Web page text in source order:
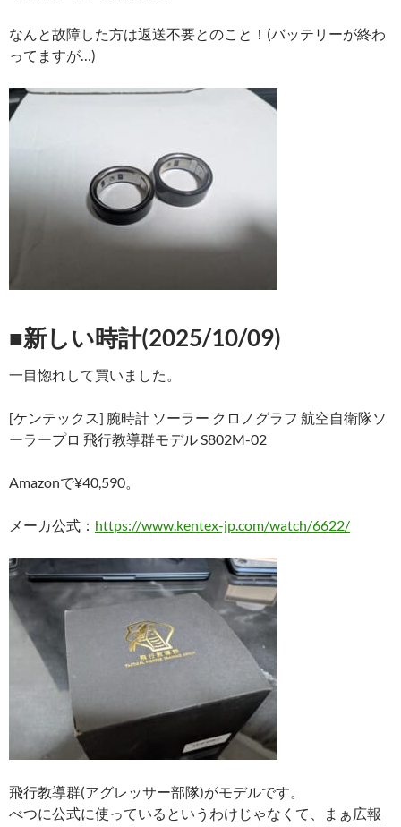
なんと故障した方は返送不要とのこと！(バッテリーが終わ
ってますが…)
■新しい時計(2025/10/09)
一目惚れして買いました。
[ケンテックス] 腕時計 ソーラー クロノグラフ 航空自衛隊ソ
ーラープロ 飛行教導群モデル S802M-02
Amazonで¥40,590。
メーカ公式： https://www.kentex-jp.com/watch/6622/
飛行教導群(アグレッサー部隊)がモデルです。
べつに公式に使っているというわけじゃなくて、まぁ広報